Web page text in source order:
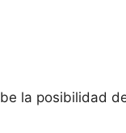
la posibilidad